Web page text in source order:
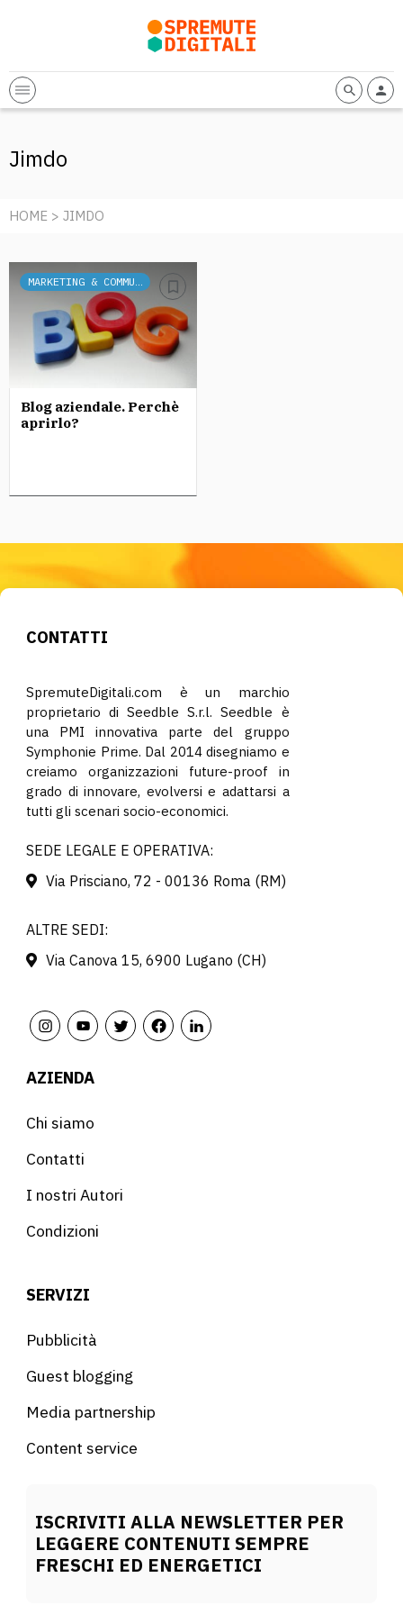
Jimdo
HOME > JIMDO
MARKETING & COMMUNICATION
Blog aziendale. Perchè
aprirlo?
CONTATTI
SpremuteDigitali.com è un marchio
proprietario di Seedble S.r.l. Seedble è
una PMI innovativa parte del gruppo
Symphonie Prime. Dal 2014 disegniamo e
creiamo organizzazioni future-proof in
grado di innovare, evolversi e adattarsi a
tutti gli scenari socio-economici.
SEDE LEGALE E OPERATIVA:
Via Prisciano, 72 - 00136 Roma (RM)
ALTRE SEDI:
Via Canova 15, 6900 Lugano (CH)
AZIENDA
Chi siamo
Contatti
I nostri Autori
Condizioni
SERVIZI
Pubblicità
Guest blogging
Media partnership
Content service
ISCRIVITI ALLA NEWSLETTER PER
LEGGERE CONTENUTI SEMPRE
FRESCHI ED ENERGETICI